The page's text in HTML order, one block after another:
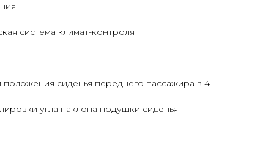
система климат-контроля
сиденья переднего пассажира в 4
угла наклона подушки сиденья